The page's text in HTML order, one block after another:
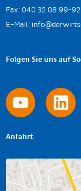
Fax: 040 32 08 99-92
E-Mail:
Folgen Sie uns auf
Anfahrt